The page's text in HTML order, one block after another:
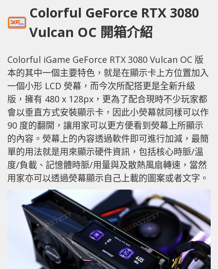
Colorful GeForce RTX 3080
Vulcan OC 開箱介紹
Colorful iGame GeForce RTX 3080 Vulcan OC 版
本的其中一個主要特色，就是在顯示卡上方位置加入
一個小形 LCD 熒幕，而今次所配搭更是全新升級
版，擁有 480 x 128px，更為了配合現時不少玩家都
會以垂直方式安裝顯示卡，因此小熒幕就同樣可以作
90 度的翻開，讓用家可以更方便看到熒幕上所顯示
的內容。熒幕上的內容透過軟件即可進行加減，最簡
單的用法就是用來顯示硬件資訊，包括核心時脈/溫
度/負載、記憶體時脈/用量與及散熱風扇轉速，當然
用家亦可以透過熒幕顯示自己上載的圖案或者文字。